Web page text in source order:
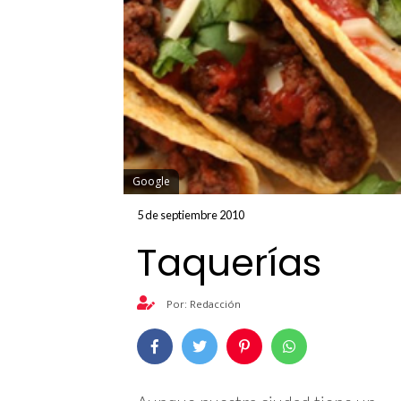
Google
5 de septiembre 2010
Taquerías
Por: Redacción